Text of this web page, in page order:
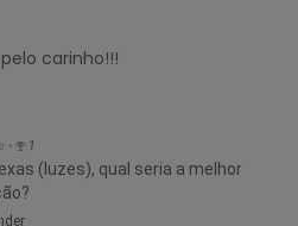
carinho!!!
• 1
(luzes), qual seria a melhor